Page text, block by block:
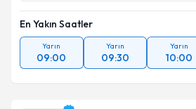
Kişisel verilerimin
'ni okudum ve kişisel
kapsamda işlenmesini kabul
En Yakın Saatler
Yarın
09:00
Yarın
09:30
Yarın
10:00